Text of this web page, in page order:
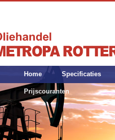
Home Specificaties
Prijscouranten